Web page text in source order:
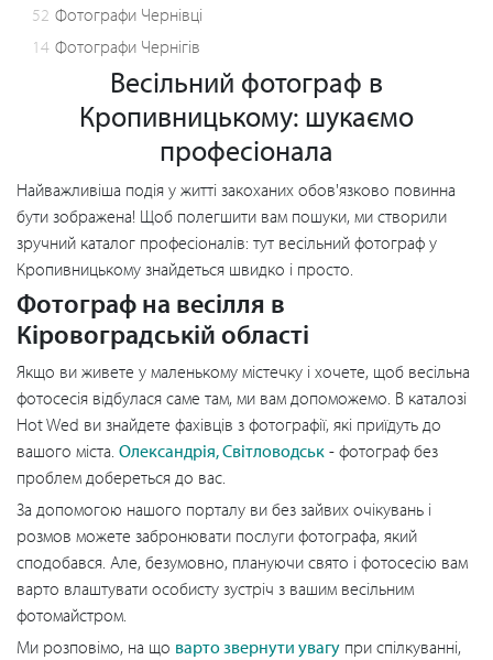
52 Фотографи Чернівці
14 Фотографи Чернігів
Весільний фотограф в
Кропивницькому: шукаємо
професіонала
Найважливіша подія у житті закоханих обов'язково повинна
бути зображена! Щоб полегшити вам пошуки, ми створили
зручний каталог професіоналів: тут весільний фотограф у
Кропивницькому знайдеться швидко і просто.
Фотограф на весілля в
Кіровоградській області
Якщо ви живете у маленькому містечку і хочете, щоб весільна
фотосесія відбулася саме там, ми вам допоможемо. В каталозі
Hot Wed ви знайдете фахівців з фотографії, які приїдуть до
вашого міста. Олександрія, Світловодськ - фотограф без
проблем добереться до вас.
За допомогою нашого порталу ви без зайвих очікувань і
розмов можете забронювати послуги фотографа, який
сподобався. Але, безумовно, плануючи свято і фотосесію вам
варто влаштувати особисту зустріч з вашим весільним
фотомайстром.
Ми розповімо, на що варто звернути увагу при спілкуванні,